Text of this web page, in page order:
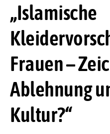
„Islamische
Frauen –
Ablehnung
Kultur?“